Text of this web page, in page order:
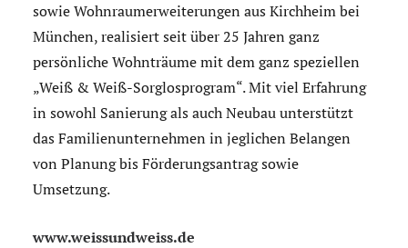
sowie Wohnraumerweiterungen aus Kirchheim bei
München, realisiert seit über 25 Jahren ganz
persönliche Wohnträume mit dem ganz speziellen
„Weiß & Weiß-Sorglosprogram“. Mit viel Erfahrung
in sowohl Sanierung als auch Neubau unterstützt
das Familienunternehmen in jeglichen Belangen
von Planung bis Förderungsantrag sowie
Umsetzung.
www.weissundweiss.de